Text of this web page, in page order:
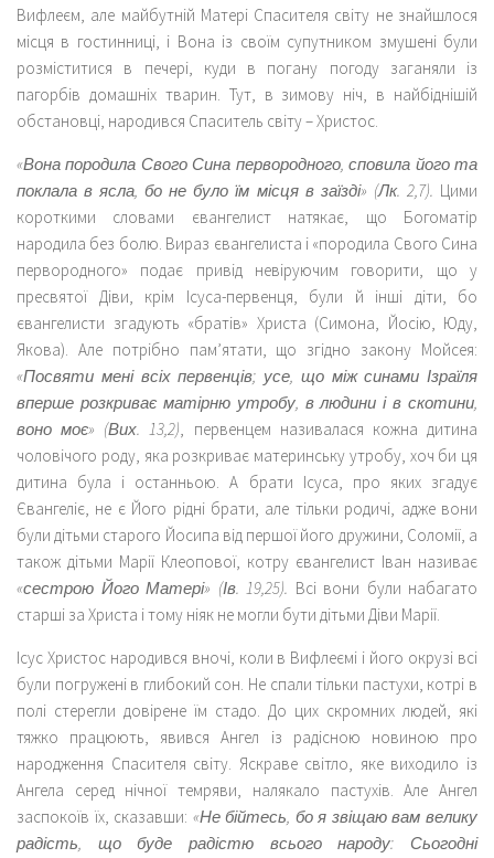
Вифлеєм, але майбутній Матері Спасителя світу не знайшлося
місця в гостинниці, і Вона із своїм супутником змушені були
розміститися в печері, куди в погану погоду заганяли із
пагорбів домашніх тварин. Тут, в зимову ніч, в найбіднішій
обстановці, народився Спаситель світу – Христос.
«Вона породила Свого Сина первородного, сповила його та
поклала в ясла, бо не було їм місця в заїзді» (Лк. 2,7). Цими
короткими словами євангелист натякає, що Богоматір
народила без болю. Вираз євангелиста і «породила Свого Сина
первородного» подає привід невіруючим говорити, що у
пресвятої Діви, крім Ісуса-первенця, були й інші діти, бо
євангелисти згадують «братів» Христа (Симона, Йосію, Юду,
Якова). Але потрібно пам’ятати, що згідно закону Мойсея:
«Посвяти мені всіх первенців; усе, що між синами Ізраїля
вперше розкриває матірню утробу, в людини і в скотини,
воно моє» (Вих. 13,2), первенцем називалася кожна дитина
чоловічого роду, яка розкриває материнську утробу, хоч би ця
дитина була і останньою. А брати Ісуса, про яких згадує
Євангеліє, не є Його рідні брати, але тільки родичі, адже вони
були дітьми старого Йосипа від першої його дружини, Соломії, а
також дітьми Марії Клеопової, котру євангелист Іван називає
«сестрою Його Матері» (Ів. 19,25). Всі вони були набагато
старші за Христа і тому ніяк не могли бути дітьми Діви Марії.
Ісус Христос народився вночі, коли в Вифлеємі і його окрузі всі
були погружені в глибокий сон. Не спали тільки пастухи, котрі в
полі стерегли довірене їм стадо. До цих скромних людей, які
тяжко працюють, явився Ангел із радісною новиною про
народження Спасителя світу. Яскраве світло, яке виходило із
Ангела серед нічної темряви, налякало пастухів. Але Ангел
заспокоїв їх, сказавши: «Не бійтесь, бо я звіщаю вам велику
радість, що буде радістю всього народу: Сьогодні